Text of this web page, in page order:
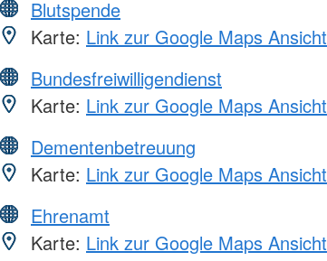
Blutspende
Karte: Link zur Google Maps Ansicht
Bundesfreiwilligendienst
Karte: Link zur Google Maps Ansicht
Dementenbetreuung
Karte: Link zur Google Maps Ansicht
Ehrenamt
Karte: Link zur Google Maps Ansicht